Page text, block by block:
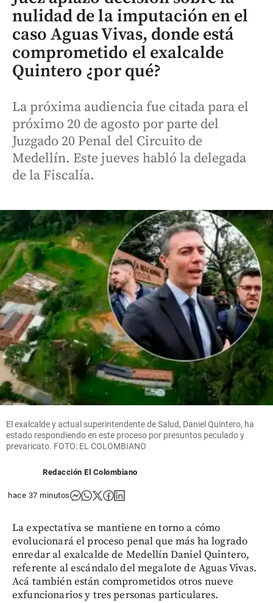
nulidad de la imputación en el
caso Aguas Vivas, donde está
comprometido el exalcalde
Quintero ¿por qué?
La próxima audiencia fue citada para el
próximo 20 de agosto por parte del
Juzgado 20 Penal del Circuito de
Medellín. Este jueves habló la delegada
de la Fiscalía.
El exalcalde y actual superintendente de Salud, Daniel Quintero, ha
estado respondiendo en este proceso por presuntos peculado y
prevaricato. FOTO: EL COLOMBIANO
Redacción El Colombiano
hace 37 minutos
La expectativa se mantiene en torno a cómo
evolucionará el proceso penal que más ha logrado
enredar al exalcalde de Medellín Daniel Quintero,
referente al escándalo del megalote de Aguas Vivas.
Acá también están comprometidos otros nueve
exfuncionarios y tres personas particulares.